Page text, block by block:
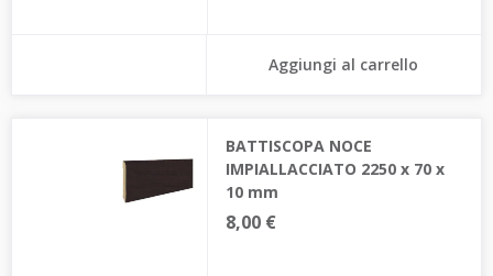
Aggiungi al carrello
BATTISCOPA NOCE
IMPIALLACCIATO 2250 x 70 x
10 mm
8,00 €